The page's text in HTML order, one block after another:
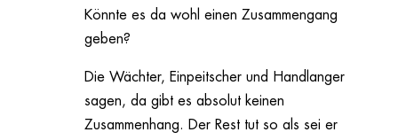
Könnte es da wohl einen Zusammengang
geben?
Die Wächter, Einpeitscher und Handlanger
sagen, da gibt es absolut keinen
Zusammenhang. Der Rest tut so als sei er